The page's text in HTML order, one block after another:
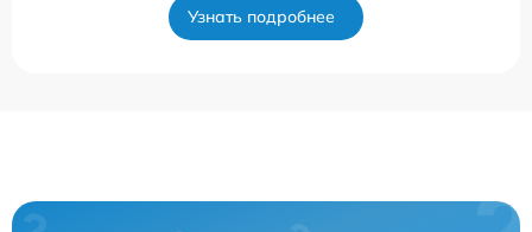
Узнать подробнее